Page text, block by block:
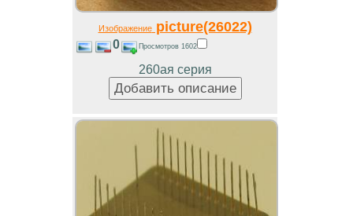
Изображениеpicture(26022)
0 Просмотров 1602
260ая серия